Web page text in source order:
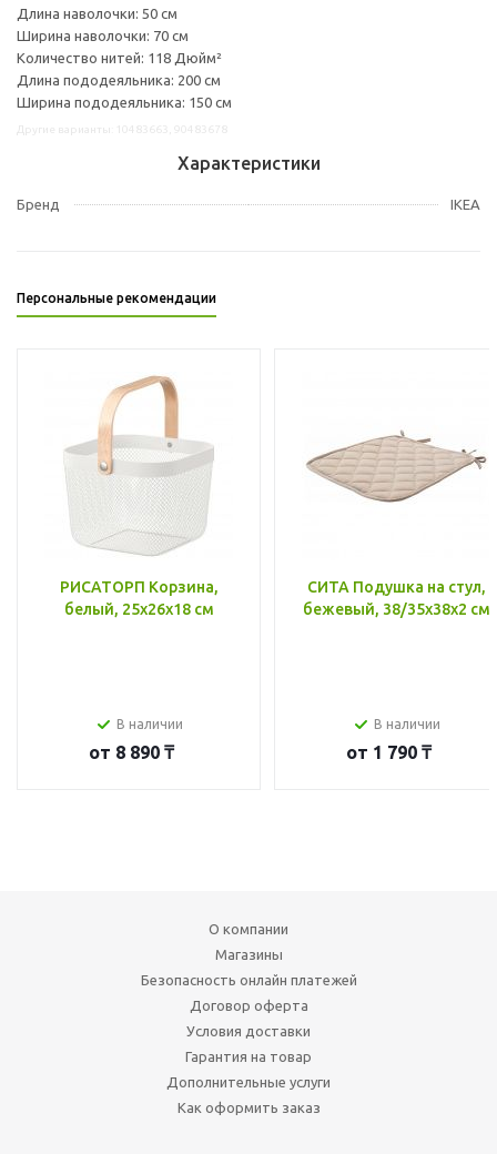
Длина наволочки: 50 см
Ширина наволочки: 70 см
Количество нитей: 118 Дюйм²
Длина пододеяльника: 200 см
Ширина пододеяльника: 150 см
Характеристики
Бренд IKEA
Персональные рекомендации
РИСАТОРП Корзина,
белый, 25x26x18 см
В наличии
от 8 890 ₸
СИТА Подушка на стул,
бежевый, 38/35x38x2 см
В наличии
от 1 790 ₸
О компании
Магазины
Безопасность онлайн платежей
Договор оферта
Условия доставки
Гарантия на товар
Дополнительные услуги
Как оформить заказ